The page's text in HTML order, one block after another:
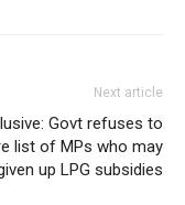
Next article
Govt refuses to
list of MPs who may
up LPG subsidies